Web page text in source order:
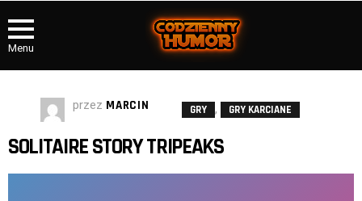
Menu
przez MARCIN GRY , GRY KARCIANE
SOLITAIRE STORY TRIPEAKS